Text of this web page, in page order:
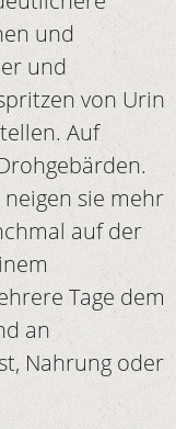
und
und
von Urin
Auf
sie mehr
auf der
Tage dem
an
Nahrung oder